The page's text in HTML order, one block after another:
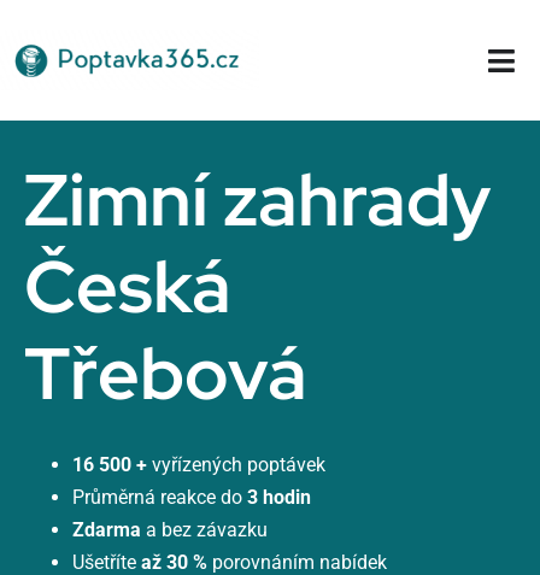
na
obsah
Zimní zahrady
Česká
Třebová
16 500 + vyřízených poptávek
Průměrná reakce do 3 hodin
Zdarma a bez závazku
Ušetříte až 30 %porovnáním nabídek